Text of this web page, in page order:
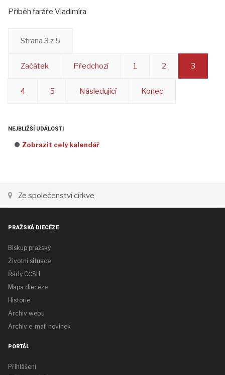
Příběh faráře Vladimíra
Strana 3 z 5
Začátek Předchozí 1 2 3
4 5 Následující Konec
NEJBLIŽŠÍ UDÁLOSTI
Zobrazit celý kalendář
Ze společenství církve
PRAŽSKÁ DIECÉZE
Biskup pražský
Životní situace
Řády CČSH
Mapa diecéze
Historie
Archiv webu
Archiv e-mail novinek
PORTÁL
Přihlášení